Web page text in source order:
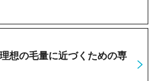
想の毛量に近づくための専